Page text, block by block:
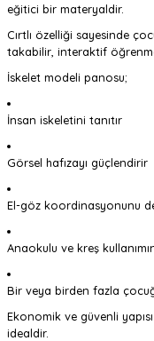
eğitici bir materyaldir.
Cırtlı özelliği sayesinde
takabilir, interaktif
İskelet modeli panosu;
İnsan iskeletini tanıtır
Görsel hafızayı güçlendirir
El-göz koordinasyonunu
Anaokulu ve kreş
Bir veya birden fazla
Ekonomik ve güvenli
idealdir.